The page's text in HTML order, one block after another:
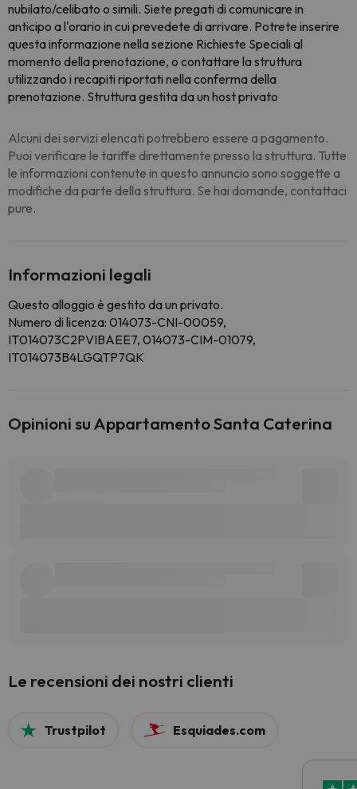
nubilato/celibato o simili. Siete pregati di comunicare in
anticipo a l'orario in cui prevedete di arrivare. Potrete inserire
questa informazione nella sezione Richieste Speciali al
momento della prenotazione, o contattare la struttura
utilizzando i recapiti riportati nella conferma della
prenotazione. Struttura gestita da un host privato
Alcuni dei servizi elencati potrebbero essere a pagamento.
Puoi verificare le tariffe direttamente presso la struttura. Tutte
le informazioni contenute in questo annuncio sono soggette a
modifiche da parte della struttura. Se hai domande, contattaci
pure.
Informazioni legali
Questo alloggio è gestito da un privato.
Numero di licenza: 014073-CNI-00059,
IT014073C2PVIBAEE7, 014073-CIM-01079,
IT014073B4LGQTP7QK
Opinioni su Appartamento Santa Caterina
Le recensioni dei nostri clienti
Trustpilot Esquiades.com